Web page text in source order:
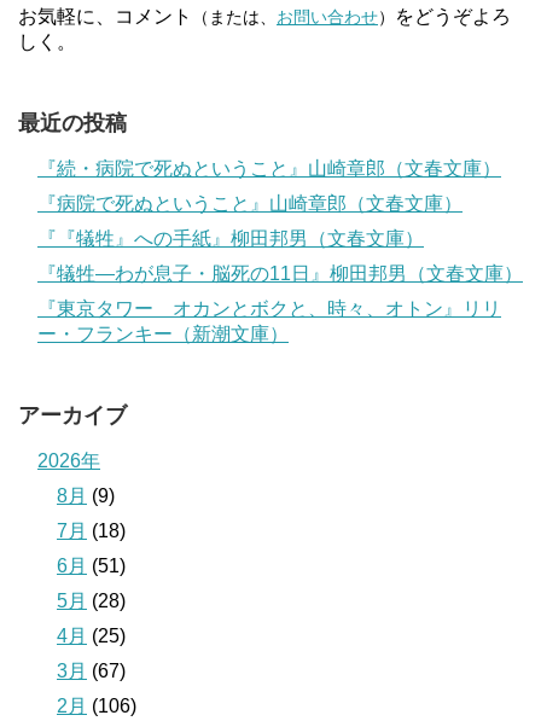
お気軽に、コメント （または、 お問い合わせ）
をどうぞよろ
しく。
最近の投稿
『続・病院で死ぬということ』山崎章郎（文春文庫）
『病院で死ぬということ』山崎章郎（文春文庫）
『『犠牲』への手紙』柳田邦男（文春文庫）
『犠牲―わが息子・脳死の11日』柳田邦男（文春文庫）
『東京タワー オカンとボクと、時々、オトン』リリ
ー・フランキー（新潮文庫）
アーカイブ
2026年
8月 (9)
7月 (18)
6月 (51)
5月 (28)
4月 (25)
3月 (67)
2月 (106)